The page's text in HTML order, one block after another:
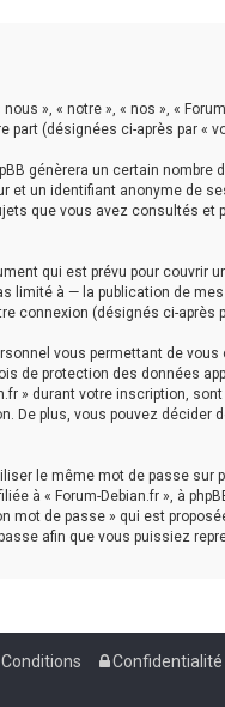
», « notre », « nos », «
part (désignées ci-après par «
génèrera un certain
et un identifiant anonyme de
que vous avez consultés
qui est prévu pour couvrir
à — la publication de
connexion (désignés ci-après
vous permettant de
de protection des données
» durant votre inscription,
plus, vous pouvez décider
le même mot de passe
à « Forum-Debian.fr », à
de passe » qui est
afin que vous puissiez
Confidentialité
Conditions